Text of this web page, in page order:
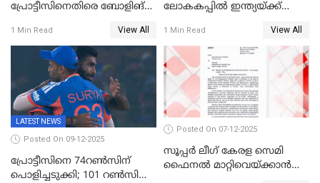
പ്രോട്ടീസിനെതിരെ ബോളിങ്
1 Min Read View All
ലോകകപ്പിൽ ഇന്ത്യയ്ക്ക്
1 Min Read View All
LATEST NEWS
Posted On 09-12-2025
പ്രോട്ടീസിനെ 74റൺസിന്‌
പൊളിച്ചടുക്കി; 101 റൺസിന്റെ
Posted On 07-12-2025
സൂപ്പർ ലീഗ് കേരള സെമി
ഫൈനൽ മാറ്റിവെയ്ക്കാൻ